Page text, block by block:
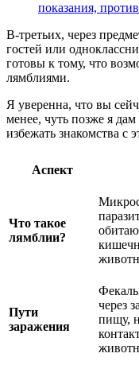
показания,
В-третьих, через
гостей или
готовы к тому, что
лямблиями.
Я уверенна, что вы
менее, чуть позже я
избежать знакомства с
Аспект
Что такое
лямблии?
Пути
заражения
через
пищу,